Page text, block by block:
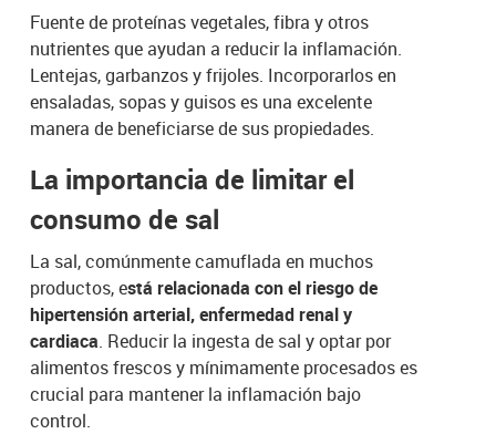
Fuente de proteínas vegetales, fibra y otros
nutrientes que ayudan a reducir la inflamación.
Lentejas, garbanzos y frijoles. Incorporarlos en
ensaladas, sopas y guisos es una excelente
manera de beneficiarse de sus propiedades.
La importancia de limitar el
consumo de sal
La sal, comúnmente camuflada en muchos
productos, está relacionada con el riesgo de
hipertensión arterial, enfermedad renal y
cardiaca. Reducir la ingesta de sal y optar por
alimentos frescos y mínimamente procesados es
crucial para mantener la inflamación bajo
control.